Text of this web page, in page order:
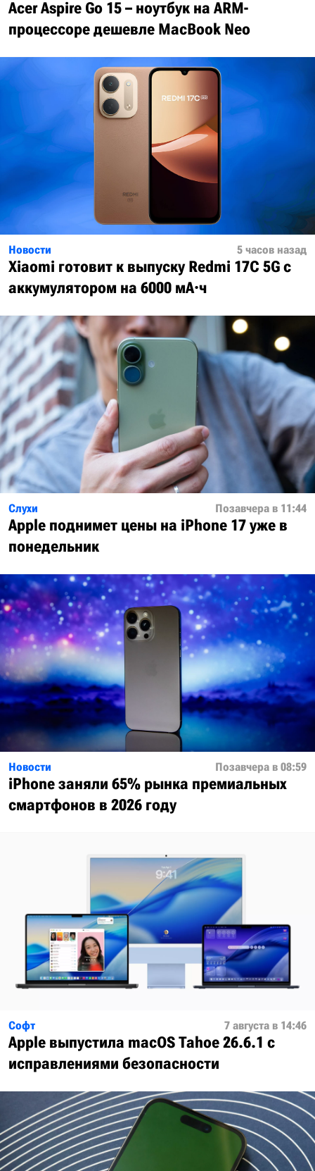
Acer Aspire Go 15 – ноутбук на ARM-
процессоре дешевле MacBook Neo
Новости 5 часов назад
Xiaomi готовит к выпуску Redmi 17C 5G с
аккумулятором на 6000 мА·ч
Слухи Позавчера в 11:44
Apple поднимет цены на iPhone 17 уже в
понедельник
Новости Позавчера в 08:59
iPhone заняли 65% рынка премиальных
смартфонов в 2026 году
Софт 7 августа в 14:46
Apple выпустила macOS Tahoe 26.6.1 с
исправлениями безопасности